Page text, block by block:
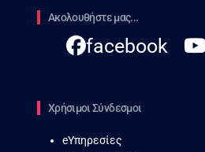
Ακολουθήστε μας...
facebook
Χρήσιμοι Σύνδεσμοι
eΥπηρεσίες